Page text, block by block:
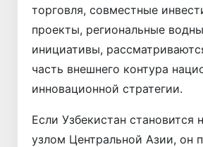
торговля, совместные
проекты, региональные
инициативы,
часть внешнего контура
инновационной стратегии.
Если Узбекистан становится
узлом Центральной Азии, он